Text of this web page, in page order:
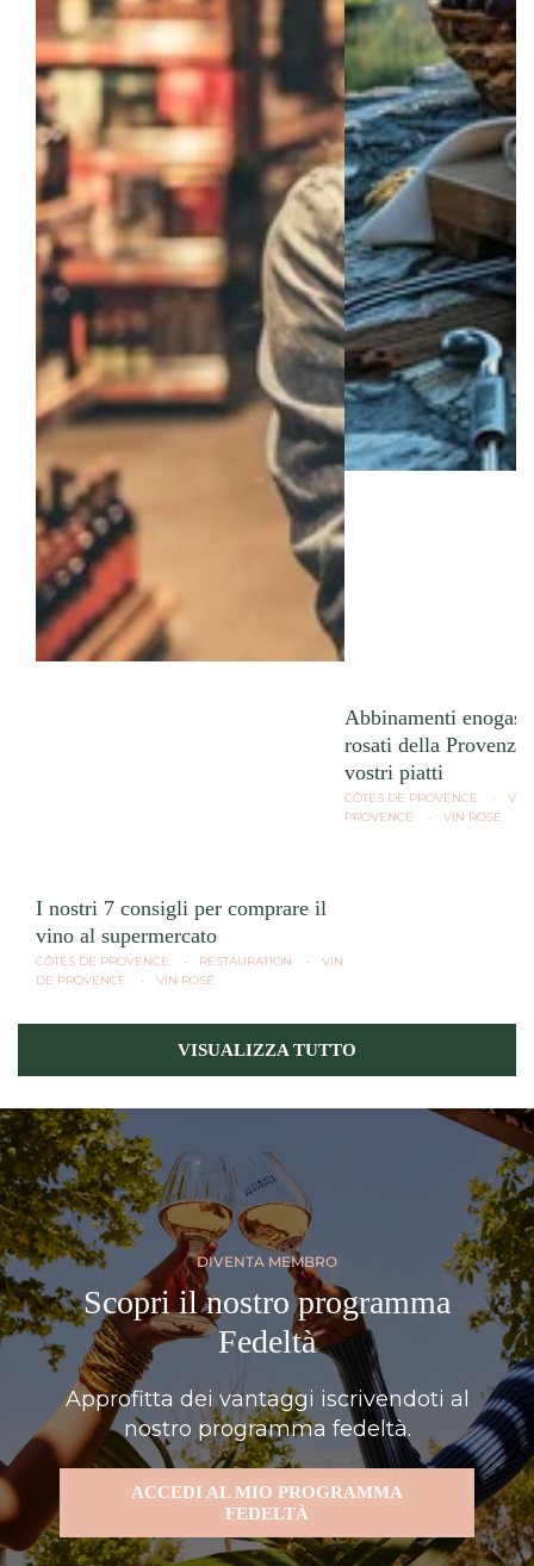
I nostri 7 consigli per comprare il
vino al supermercato
CÔTES DE PROVENCE RESTAURATION
VIN
DE PROVENCE
VIN ROSÉ
Abbinamenti
rosati della Provenza
vostri piatti
CÔTES DE PROVENCE
VIN
PROVENCE
VIN ROSÉ
VISUALIZZA TUTTO
DIVENTA MEMBRO
Scopri il nostro programma
Fedeltà
Approfitta dei vantaggi iscrivendoti al
nostro programma fedeltà.
ACCEDI AL MIO PROGRAMMA
FEDELTÀ